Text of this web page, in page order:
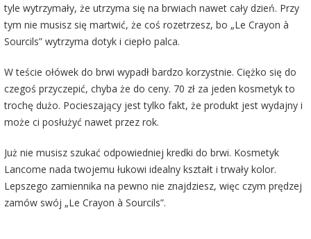
tyle wytrzymały, że utrzyma się na brwiach nawet cały dzień. Przy
tym nie musisz się martwić, że coś rozetrzesz, bo „Le Crayon à
Sourcils” wytrzyma dotyk i ciepło palca.
W teście ołówek do brwi wypadł bardzo korzystnie. Ciężko się do
czegoś przyczepić, chyba że do ceny. 70 zł za jeden kosmetyk to
trochę dużo. Pocieszający jest tylko fakt, że produkt jest wydajny i
może ci posłużyć nawet przez rok.
Już nie musisz szukać odpowiedniej kredki do brwi. Kosmetyk
Lancome nada twojemu łukowi idealny kształt i trwały kolor.
Lepszego zamiennika na pewno nie znajdziesz, więc czym prędzej
zamów swój „Le Crayon à Sourcils”.